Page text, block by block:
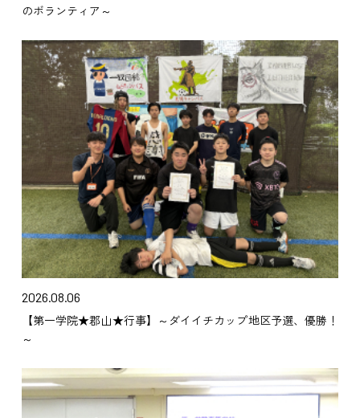
のボランティア～
2026.08.06
【第一学院★郡山★行事】～ダイイチカップ地区予選、優勝！
～